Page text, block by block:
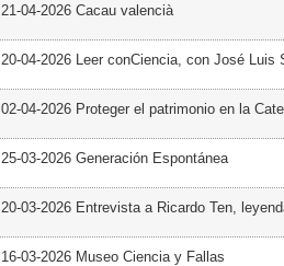
21-04-2026 Cacau valencià
20-04-2026 Leer conCiencia, con José Luis
02-04-2026 Proteger el patrimonio en la
25-03-2026 Generación Espontánea
20-03-2026 Entrevista a Ricardo Ten,
16-03-2026 Museo Ciencia y Fallas